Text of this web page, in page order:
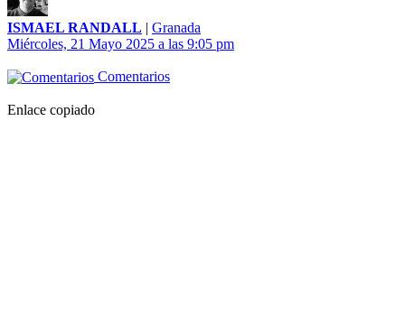
ISMAEL RANDALL | Granada
Miércoles, 21 Mayo 2025 a las 9:05 pm
Comentarios
Enlace copiado